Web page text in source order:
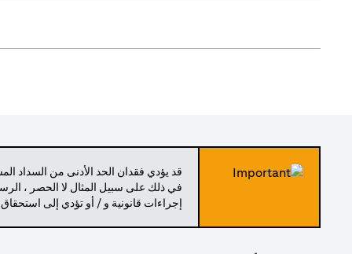
قد يؤدي فقدان الحد الأدنى من السداد
في ذلك على سبيل المثال لا الحصر ،
إجراءات قانونية و / أو تؤدي إلى